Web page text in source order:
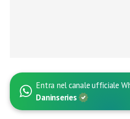
Entra nel canale ufficiale
Daninseries